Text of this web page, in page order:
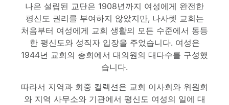
나은 설립된 교단은 1908년까지 여성에게 완전한
평신도 권리를 부여하지 않았지만, 나사렛 교회는
처음부터 여성에게 교회 생활의 모든 수준에서 동등
한 평신도와 성직자 입장을 주었습니다. 여성은
1944년 교회의 총회에서 대의원의 대다수를 구성했
습니다.
따라서 지역과 회중 컬렉션은 교회 이사회와 위원회
와 지역 사무소와 기관에서 평신도 여성의 일에 대